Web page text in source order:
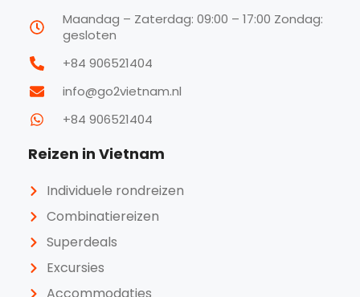
Maandag – Zaterdag: 09:00 – 17:00 Zondag:
gesloten
+84 906521404
info@go2vietnam.nl
+84 906521404
Reizen in Vietnam
Individuele rondreizen
Combinatiereizen
Superdeals
Excursies
Accommodaties